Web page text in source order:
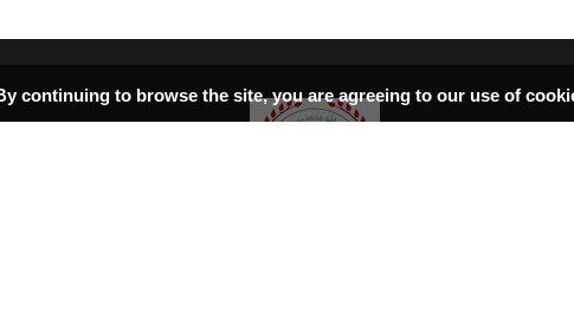
continuing to browse the site, you are agreeing to our use of